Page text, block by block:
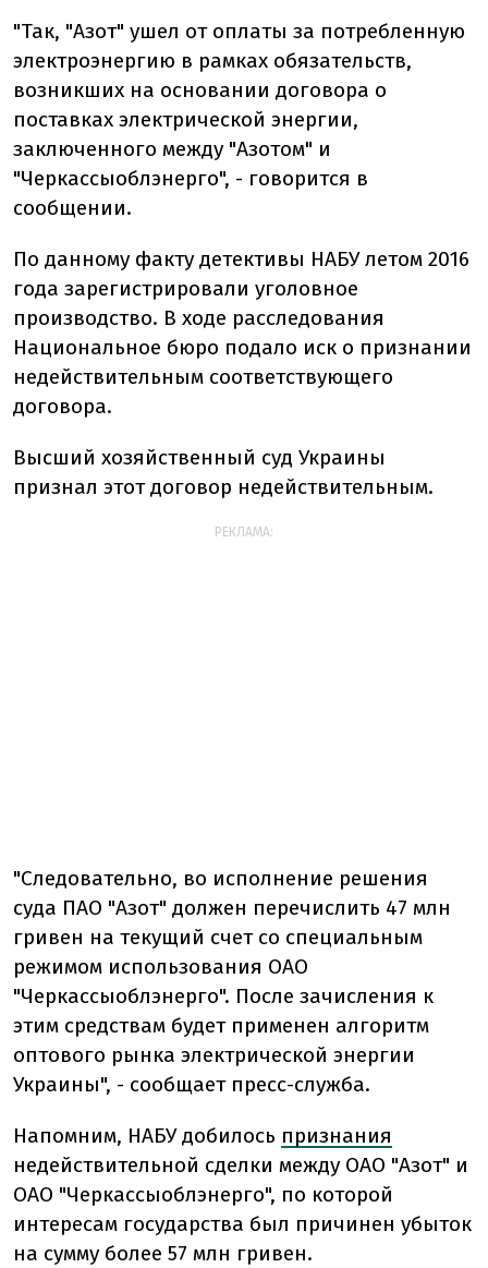
"Так, "Азот" ушел от оплаты за потребленную
электроэнергию в рамках обязательств,
возникших на основании договора о
поставках электрической энергии,
заключенного между "Азотом" и
"Черкассыоблэнерго", - говорится в
сообщении.
По данному факту детективы НАБУ летом 2016
года зарегистрировали уголовное
производство. В ходе расследования
Национальное бюро подало иск о признании
недействительным соответствующего
договора.
Высший хозяйственный суд Украины
признал этот договор недействительным.
РЕКЛАМА:
"Следовательно, во исполнение решения
суда ПАО "Азот" должен перечислить 47 млн ​​
гривен на текущий счет со специальным
режимом использования ОАО
"Черкассыоблэнерго". После зачисления к
этим средствам будет применен алгоритм
оптового рынка электрической энергии
Украины", - сообщает пресс-служба.
Напомним, НАБУ добилось признания
недействительной сделки между ОАО "Азот" и
ОАО "Черкассыоблэнерго", по которой
интересам государства был причинен убыток
на сумму более 57 млн ​​гривен.